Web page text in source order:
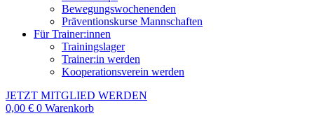
Bewegungswochenenden
Präventionskurse Mannschaften
Für Trainer:innen
Trainingslager
Trainer:in werden
Kooperationsverein werden
JETZT MITGLIED WERDEN
0,00 € 0 Warenkorb